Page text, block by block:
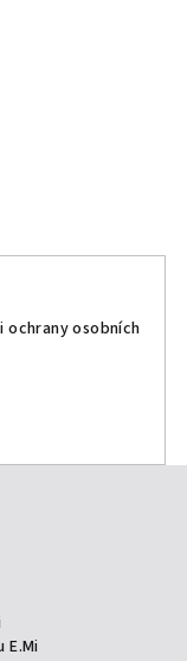
ochrany osobních
E.Mi